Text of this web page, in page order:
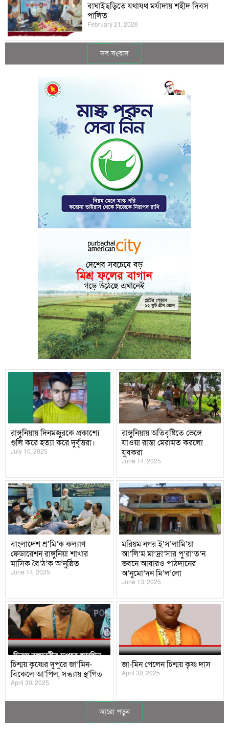
বাঘাইছড়িতে যথাযথ মর্যাদায় শহীদ দিবস
পালিত
February 21, 2026
সব সংবাদ
রাঙ্গুনিয়ায় দিনমজুরকে প্রকাশ্যে
গুলি করে হত্যা করে দুর্বৃত্তরা।
July 10, 2025
রাঙ্গুনিয়ায় অতিবৃষ্টিতে ভেঙ্গে
যাওয়া রাস্তা মেরামত করলো
যুবকরা
June 14, 2025
বাংলাদেশ শ্র’মি’ক কল্যাণ
ফেডারেশন রাঙ্গুনিয়া শাখার
মাসিক বৈ’ঠ’ক অ’নুষ্ঠিত
June 14, 2025
মরিয়ম নগর ই’স’লামি’য়া
আ’লি’ম মা’দ্রা’সার পু’রা’ত’ন
ভবনে আবারও পাঠদানের
অ’নুমো’দন মি’ল’লো
June 13, 2025
চিন্ময় কৃষ্ণের দুপুরে জা’মিন-
বিকেলে আ’পিল, সন্ধ্যায় স্থ’গিত
April 30, 2025
জা-মিন পেলেন চিন্ময় কৃষ্ণ দাস
April 30, 2025
আরো পড়ুন